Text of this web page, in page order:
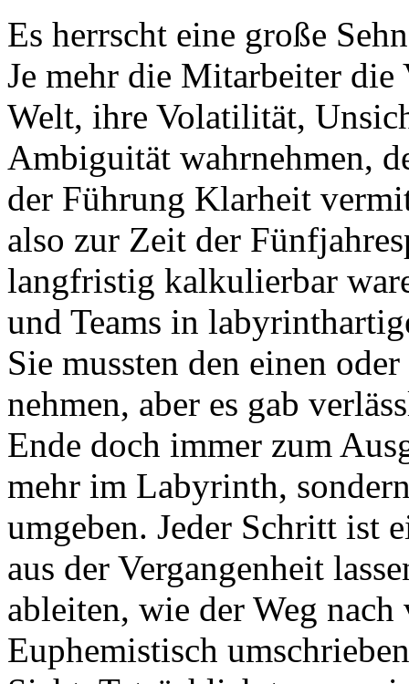
Es herrscht eine große
Je mehr die Mitarbeiter
Welt, ihre Volatilität,
Ambiguität wahrnehmen,
der Führung Klarheit
also zur Zeit der
langfristig kalkulierbar
und Teams in
Sie mussten den einen
nehmen, aber es gab
Ende doch immer zum
mehr im Labyrinth,
umgeben. Jeder Schritt ist
aus der Vergangenheit
ableiten, wie der Weg nach
Euphemistisch